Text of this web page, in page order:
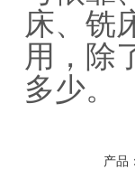
床、铣
用，除
多少。
产品